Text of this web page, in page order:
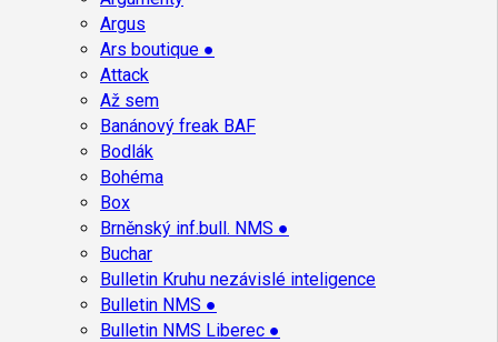
Argus
Ars boutique ●
Attack
Až sem
Banánový freak BAF
Bodlák
Bohéma
Box
Brněnský inf.bull. NMS ●
Buchar
Bulletin Kruhu nezávislé inteligence
Bulletin NMS ●
Bulletin NMS Liberec ●